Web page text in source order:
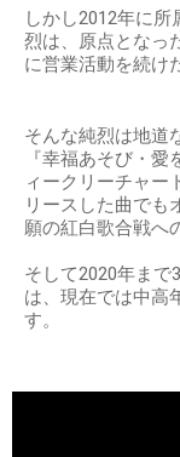
しかし2012年に
烈は、原点となっ
に営業活動を続け
そんな純烈は地道
『幸福あそび・
ィークリーチャー
リースした曲でも
願の紅白歌合戦へ
そして2020年まで
は、現在では中高
す。